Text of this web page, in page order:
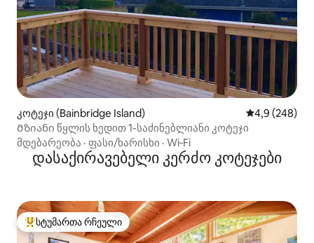
კოტეჯი (Bainbridge Island) საშუალო
4,9 (248)
Მზიანი წყლის ხედით 1-საძინებლიანი კოტეჯი
მდებარეობა · ფასი/ხარისხი · Wi‑Fi
დასაქირავებელი კერძო კოტეჯები
სტუმართა რჩეული მოწინავე ვარიანტი
სტუმართა რჩეული